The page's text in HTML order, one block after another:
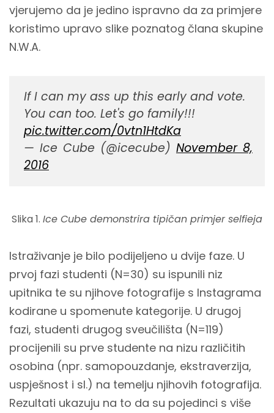
vjerujemo da je jedino ispravno da za primjere
koristimo upravo slike poznatog člana skupine
N.W.A.
If I can my ass up this early and vote.
You can too. Let's go family!!!
pic.twitter.com/0vtn1HtdKa
— Ice Cube (@icecube) November 8,
2016
Slika 1. Ice Cube demonstrira tipičan primjer selfieja
Istraživanje je bilo podijeljeno u dvije faze. U
prvoj fazi studenti (N=30) su ispunili niz
upitnika te su njihove fotografije s Instagrama
kodirane u spomenute kategorije. U drugoj
fazi, studenti drugog sveučilišta (N=119)
procijenili su prve studente na nizu različitih
osobina (npr. samopouzdanje, ekstraverzija,
uspješnost i sl.) na temelju njihovih fotografija.
Rezultati ukazuju na to da su pojedinci s više